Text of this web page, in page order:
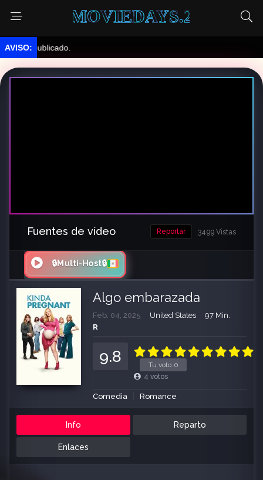
MOVIEDAYS.2
publicado.
Fuentes de vídeo 3499 Vistas
Reportar
🔒Multi-Host🔒
Algo embarazada
Feb. 04, 2025 United States
97 Min.
R
Tu voto: 0
9.8
4 votos
Comedia Romance
Info Reparto
Enlaces